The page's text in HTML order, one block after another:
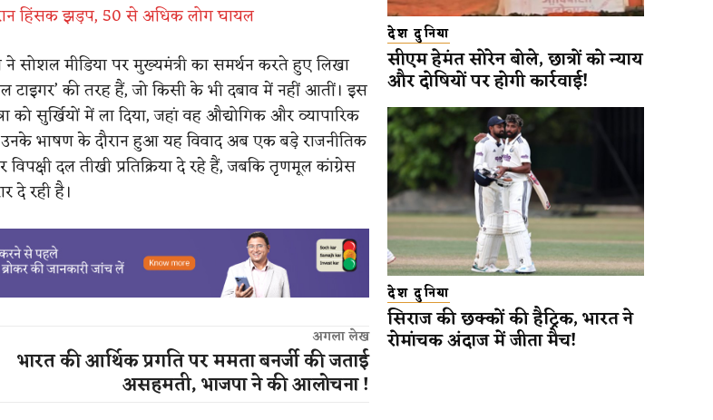
हिंसक झड़प, 50 से अधिक लोग घायल
सोशल मीडिया पर मुख्यमंत्री का समर्थन करते हुए लिखा
टाइगर’ की तरह हैं, जो किसी के भी दबाव में नहीं आतीं। इस
को सुर्खियों में ला दिया, जहां वह औद्योगिक और व्यापारिक
भाषण के दौरान हुआ यह विवाद अब एक बड़े राजनीतिक
दल तीखी प्रतिक्रिया दे रहे हैं, जबकि तृणमूल कांग्रेस
दे रही है।
अगला लेख
भारत की आर्थिक प्रगति पर ममता बनर्जी की जताई
असहमती, भाजपा ने की आलोचना !
देश दुनिया
सीएम हेमंत सोरेन बोले, छात्रों को न्याय
और दोषियों पर होगी कार्रवाई!
देश दुनिया
सिराज की छक्कों की हैट्रिक, भारत ने
रोमांचक अंदाज में जीता मैच!